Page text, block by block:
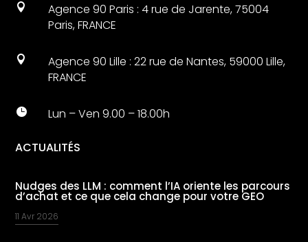

Agence 90 Paris : 4 rue de Jarente, 75004
Paris, FRANCE

Agence 90 Lille : 22 rue de Nantes, 59000 Lille,
FRANCE
 Lun – Ven 9.00 – 18.00h
ACTUALITÉS
Nudges des LLM : comment l’IA oriente les parcours
d’achat et ce que cela change pour votre GEO
11 Avr 2026